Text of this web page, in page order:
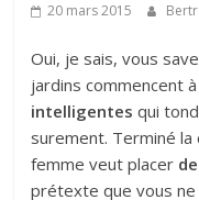
20 mars 2015
Oui, je sais, vous
jardins commencent
intelligentes qui
surement. Terminé
femme veut placer
prétexte que vous